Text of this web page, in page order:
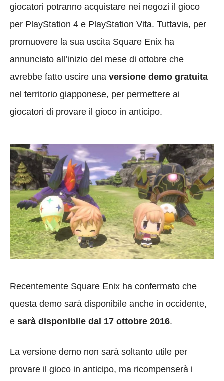
giocatori potranno acquistare nei negozi il gioco
per PlayStation 4 e PlayStation Vita. Tuttavia, per
promuovere la sua uscita Square Enix ha
annunciato all’inizio del mese di ottobre che
avrebbe fatto uscire una versione demo gratuita
nel territorio giapponese, per permettere ai
giocatori di provare il gioco in anticipo.
Recentemente Square Enix ha confermato che
questa demo sarà disponibile anche in occidente,
e sarà disponibile dal 17 ottobre 2016.
La versione demo non sarà soltanto utile per
provare il gioco in anticipo, ma ricompenserà i